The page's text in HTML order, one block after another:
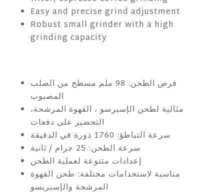
Easy and precise grind adjustment
Robust small grinder with a high
grinding capacity
قرص الطحن: 98 ملم مسطح من الصلب
المصبوب
مثالية لطحن الإسبرسو ، القهوة المرشحة،
التحضير على دفعات
سرعة التباطؤ: 1760 دورة في الدقيقة
سرعة الطحن: 25 جرام / ثانية
إعدادات متنوعة لعملية الطحن
مناسبة لاستخدامات مختلفة: طحن القهوة
المرشحة والإسبريسو